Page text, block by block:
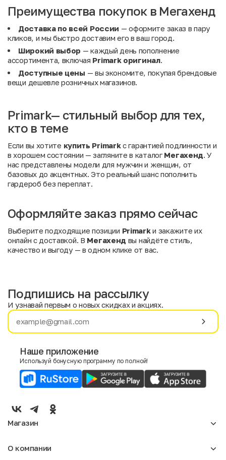
Преимущества покупок в Мегахенд
Доставка по всей России — оформите заказ в пару
кликов, и мы быстро доставим его в ваш город.
Широкий выбор — каждый день пополнение
ассортимента, включая Primark оригинал.
Доступные цены — вы экономите, покупая брендовые
вещи дешевле розничных магазинов.
Primark— стильный выбор для тех,
кто в теме
Если вы хотите купить Primarkс гарантией подлинности и
в хорошем состоянии — загляните в каталогМегахенд . У
нас представлены модели для мужчин и женщин, от
базовых до акцентных. Это реальный шанс пополнить
гардероб без переплат.
Оформляйте заказ прямо сейчас
Выберите подходящие позиции Primarkи закажите их
онлайн с доставкой. В Мегахенд вы найдёте стиль,
качество и выгоду — в одном клике от вас.
Имя
E-mail
Мужской
Подпишись на рассылку
И узнавай первым о новых скидках и акциях.
Наше приложение
Используй бонусную программу по полной!
Магазин
Мужское
О компании